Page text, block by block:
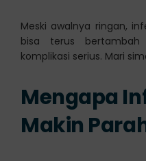
Meski awalnya ringan,
bisa terus
komplikasi serius. Mari
Mengapa
Makin